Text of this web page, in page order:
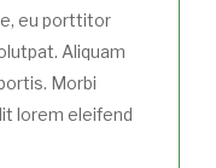
eu porttitor
Aliquam
Morbi
lorem eleifend